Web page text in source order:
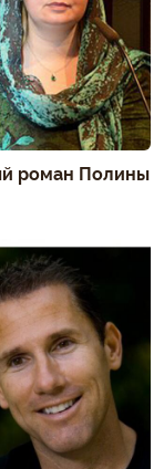
роман Полины